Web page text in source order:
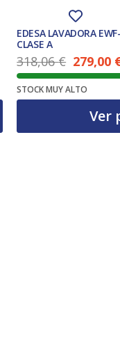
EDESA LAVADORA
CLASE A
318,06€
El precio original era: 318,06 €.
279,00
STOCK MUY ALTO
Ver